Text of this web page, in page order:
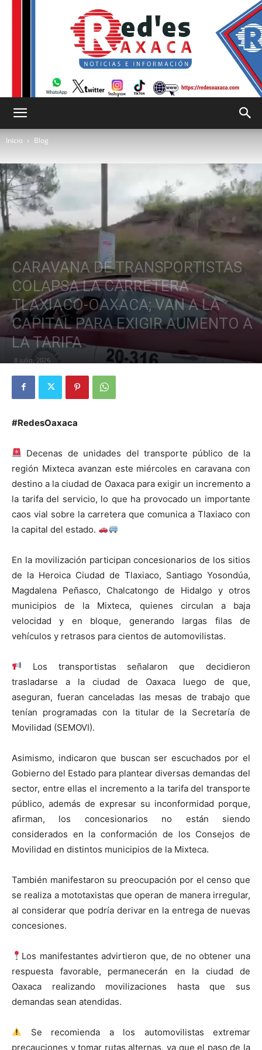
Oaxaca
Inicio Blog
CARAVANA DE TRANSPORTISTAS
COLAPSA LA CARRETERA
TLAXIACO-OAXACA; VAN A LA
CAPITAL PARA EXIGIR AUMENTO A
LA TARIFA
8 julio, 2026
#RedesOaxaca
Decenas de unidades del transporte público de la
región Mixteca avanzan este miércoles en caravana con
destino a la ciudad de Oaxaca para exigir un incremento a
la tarifa del servicio, lo que ha provocado un importante
caos vial sobre la carretera que comunica a Tlaxiaco con
la capital del estado.
En la movilización participan concesionarios de los sitios
de la Heroica Ciudad de Tlaxiaco, Santiago Yosondúa,
Magdalena Peñasco, Chalcatongo de Hidalgo y otros
municipios de la Mixteca, quienes circulan a baja
velocidad y en bloque, generando largas filas de
vehículos y retrasos para cientos de automovilistas.
Los transportistas señalaron que decidieron
trasladarse a la ciudad de Oaxaca luego de que,
aseguran, fueran canceladas las mesas de trabajo que
tenían programadas con la titular de la Secretaría de
Movilidad (SEMOVI).
Asimismo, indicaron que buscan ser escuchados por el
Gobierno del Estado para plantear diversas demandas del
sector, entre ellas el incremento a la tarifa del transporte
público, además de expresar su inconformidad porque,
afirman, los concesionarios no están siendo
considerados en la conformación de los Consejos de
Movilidad en distintos municipios de la Mixteca.
También manifestaron su preocupación por el censo que
se realiza a mototaxistas que operan de manera irregular,
al considerar que podría derivar en la entrega de nuevas
concesiones.
Los manifestantes advirtieron que, de no obtener una
respuesta favorable, permanecerán en la ciudad de
Oaxaca realizando movilizaciones hasta que sus
demandas sean atendidas.
Se recomienda a los automovilistas extremar
precauciones y tomar rutas alternas, ya que el paso de la